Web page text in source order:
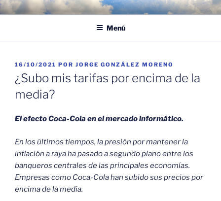
Saltar
al
POR LAS NUBES – CLOUD
EMPRESARIAL
Proyectos, noticias e ideas para adoptar el cloud en su empresa
Menú
PUBLICADO
EL
16/10/2021 POR JORGE GONZÁLEZ MORENO
¿Subo mis tarifas por encima de la
media?
El efecto Coca-Cola en el mercado informático.
En los últimos tiempos, la presión por mantener la
inflación a raya ha pasado a segundo plano entre los
banqueros centrales de las principales economías.
Empresas como Coca-Cola han subido sus precios por
encima de la media.